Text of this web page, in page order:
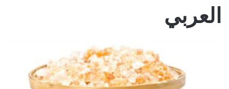
العربي